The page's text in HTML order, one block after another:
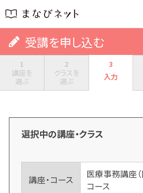
受講を申し込む
1
講座を
選ぶ
2
クラスを
選ぶ
3
入力
選択中の講座・クラス
講座・コース
医療事務講座
コース